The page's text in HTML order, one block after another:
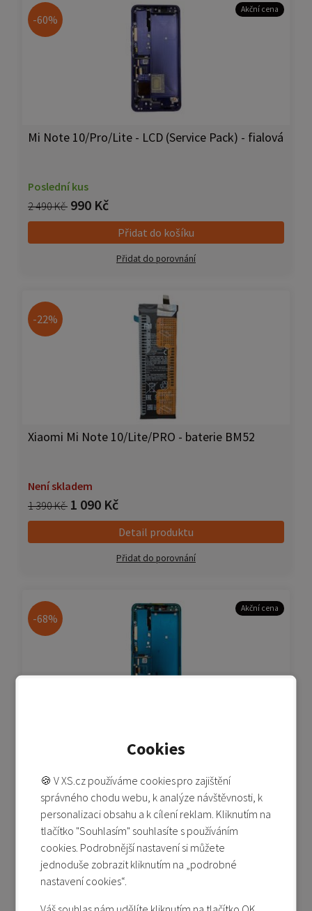
Cookies
🍪 V XS.cz používáme cookies pro zajištění
správného chodu webu, k analýze návštěvnosti, k
personalizaci obsahu a k cílení reklam. Kliknutím na
tlačítko "Souhlasím" souhlasíte s používáním
cookies. Podrobnější nastavení si můžete
jednoduše zobrazit kliknutím na „podrobné
nastavení cookies“.
-60%
Akční cena
Mi Note 10/Pro/Lite - LCD (Service Pack) - fialová
Poslední kus
2 490 Kč 990 Kč
Přidat do košíku
Přidat do porovnání
-22%
Xiaomi Mi Note 10/Lite/PRO - baterie BM52
Není skladem
1 390 Kč 1 090 Kč
Detail produktu
Přidat do porovnání
-68%
Akční cena
Není skladem
3 090 Kč 990 Kč
Detail produktu
Přidat do porovnání
Akční cena